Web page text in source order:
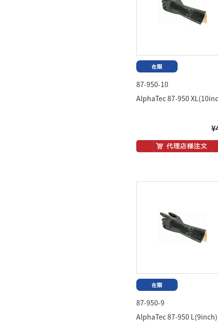
87-950-10
AlphaTec 87-950
87-950-9
AlphaTec 87-950 L(9inch)